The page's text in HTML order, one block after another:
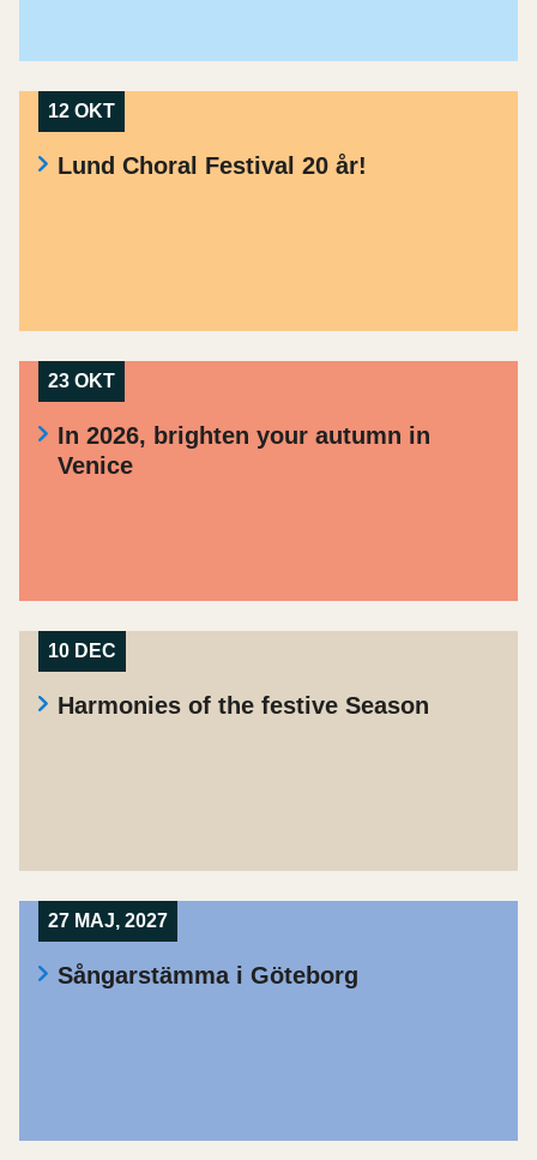
12 OKT
Lund Choral Festival 20 år!
23 OKT
In 2026, brighten your autumn in
Venice
10 DEC
Harmonies of the festive Season
27 MAJ, 2027
Sångarstämma i Göteborg